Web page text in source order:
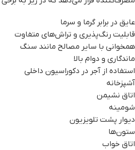
عایق در برابر گرما و سرما
قابلیت رنگ‌پذیری و تراش‌های متفاوت
همخوانی با سایر مصالح مانند سنگ
ماندگاری و دوام بالا
استفاده از آجر در دکوراسیون داخلی
آشپزخانه
اتاق نشیمن
شومینه
دیوار پشت تلویزیون
ستون‌ها
اتاق خواب